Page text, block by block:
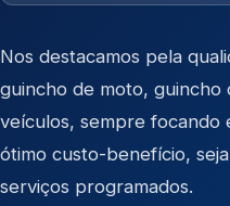
Nos destacamos pela
guincho de moto, guincho
veículos, sempre focando
ótimo custo-benefício,
serviços programados.